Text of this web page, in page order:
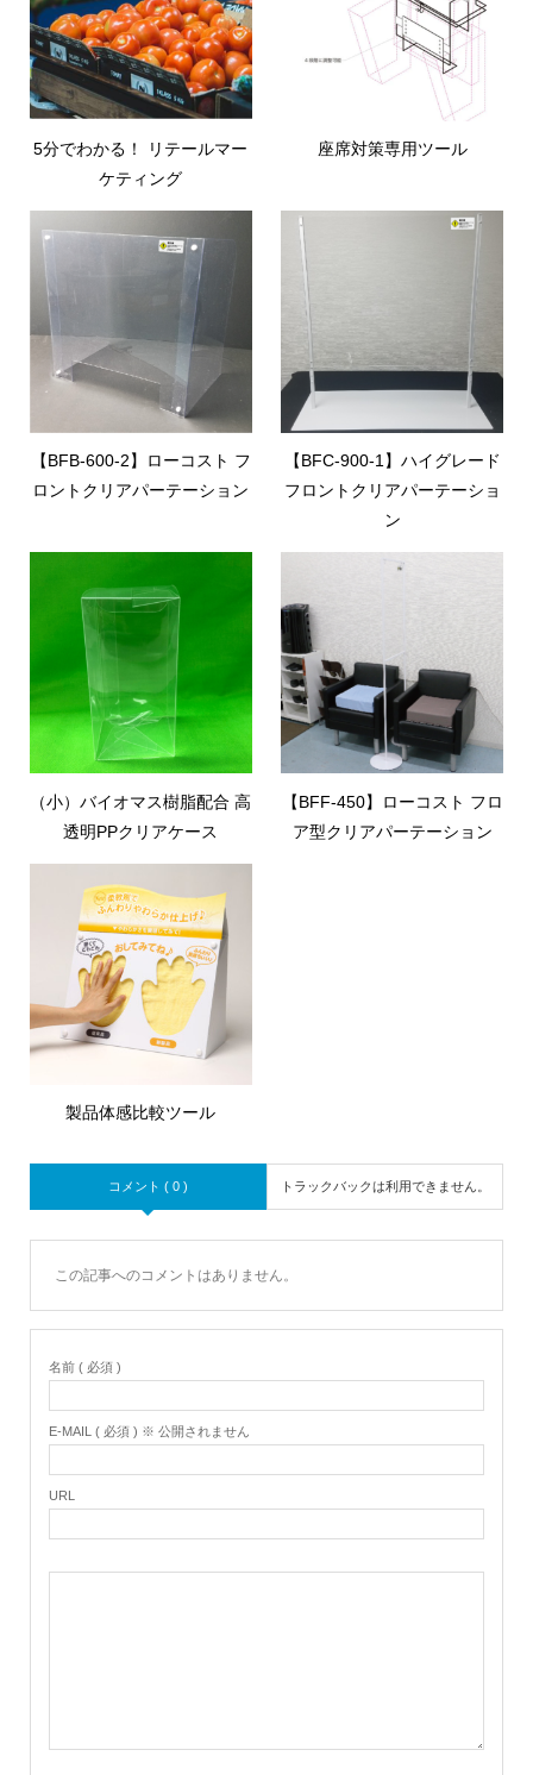
5分でわかる！ リテールマー
ケティング
座席対策専用ツール
【BFB-600-2】ローコスト フ
ロントクリアパーテーション
【BFC-900-1】ハイグレード
フロントクリアパーテーショ
ン
（小）バイオマス樹脂配合 高
透明PPクリアケース
【BFF-450】ローコスト フロ
ア型クリアパーテーション
製品体感比較ツール
コメント ( 0 ) トラックバックは利用できません。
この記事へのコメントはありません。
名前 ( 必須 )
E-MAIL ( 必須 ) ※ 公開されません
URL